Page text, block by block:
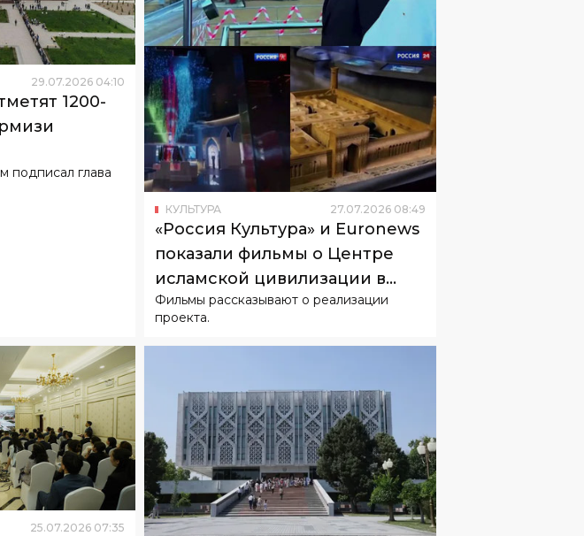
29.07.2026 04:10
1200-
подписал глава
КУЛЬТУРА 27.07.2026 08:49
«Россия Культура» и Euronews
показали фильмы о Центре
исламской цивилизации в
Узбекистане
Фильмы рассказывают о реализации
проекта.
25.07.2026 07:35